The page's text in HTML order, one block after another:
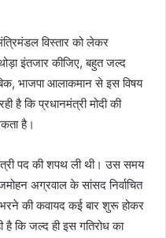
विस्तार को लेकर
इंतजार कीजिए, बहुत जल्द
भाजपा आलाकमान से इस विषय
है कि प्रधानमंत्री मोदी की
है।
पद की शपथ ली थी। उस समय
अग्रवाल के सांसद निर्वाचित
भरने की कवायद कई बार शुरू होकर
है कि जल्द ही इस गतिरोध का